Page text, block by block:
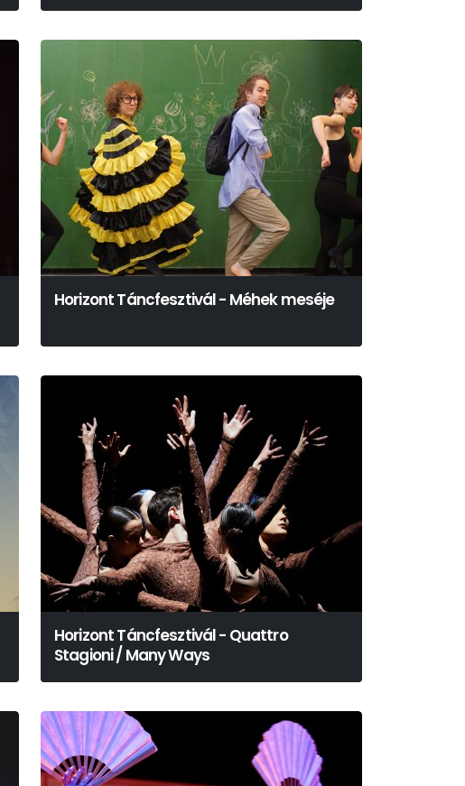
Horizont Táncfesztivál - Méhek meséje
Horizont Táncfesztivál - Quattro
Stagioni / Many Ways